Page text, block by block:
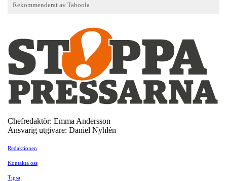
Chefredaktör: Emma Andersson
Ansvarig utgivare: Daniel Nyhlén
Redaktionen
Kontakta oss
Tipsa